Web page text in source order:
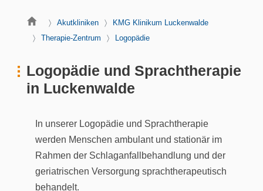
Akutkliniken
KMG Klinikum Luckenwalde
Therapie-Zentrum
Logopädie
Logopädie und Sprachtherapie
in Luckenwalde
In unserer Logopädie und Sprachtherapie
werden Menschen ambulant und stationär im
Rahmen der Schlaganfallbehandlung und der
geriatrischen Versorgung sprachtherapeutisch
behandelt.